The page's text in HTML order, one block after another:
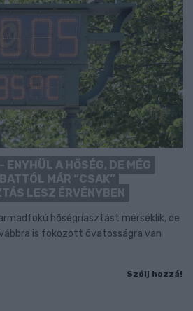
A HŐSÉG, DE MÉG
MÁR “CSAK”
LESZ ÉRVÉNYBEN
hőségriasztást mérséklik, de
is fokozott óvatosságra van
Szólj hozzá!